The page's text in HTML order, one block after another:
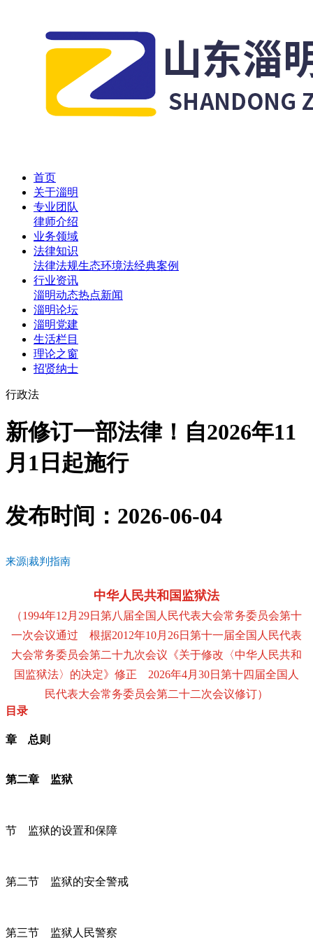
首页
关于淄明
专业团队
律师介绍
业务领域
法律知识
法律法规生态环境法经典案例
行业资讯
淄明动态热点新闻
淄明论坛
淄明党建
生活栏目
理论之窗
招贤纳士
行政法
新修订一部法律！自2026年11
月1日起施行
发布时间：2026-06-04
来源|裁判指南
中华人民共和国监狱法
（1994年12月29日第八届全国人民代表大会常务委员会第十
一次会议通过 根据2012年10月26日第十一届全国人民代表
大会常务委员会第二十九次会议《关于修改〈中华人民共和
国监狱法〉的决定》修正 2026年4月30日第十四届全国人
民代表大会常务委员会第二十二次会议修订）
目录
章 总则
第二章 监狱
节 监狱的设置和保障
第二节 监狱的安全警戒
第三节 监狱人民警察